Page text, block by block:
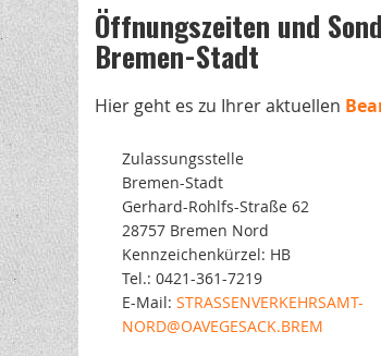
Öffnungszeiten und
Bremen-Stadt
Hier geht es zu Ihrer aktuellen
Zulassungsstelle
Bremen-Stadt
Gerhard-Rohlfs-Straße 62
28757 Bremen Nord
Kennzeichenkürzel: HB
Tel.: 0421-361-7219
E-Mail: STRASSENVERKEHRSAMT-
NORD@OAVEGESACK.BREM